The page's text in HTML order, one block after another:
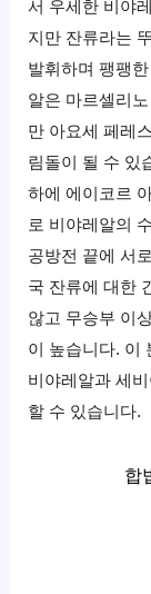
서 우세한 비야
지만 잔류라는
발휘하며 팽팽
알은 마르셀리
만 아요세 페레
림돌이 될 수 있
하에 에이코르
로 비야레알의
공방전 끝에 서
국 잔류에 대한
않고 무승부 이
이 높습니다. 이
비야레알과 세
할 수 있습니다.
합